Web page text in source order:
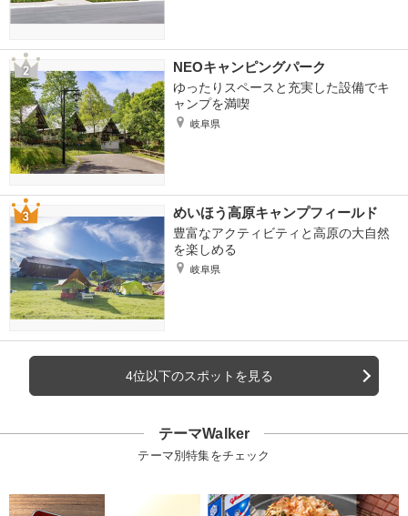
NEOキャンピングパーク
ゆったりスペースと充実した設備でキ
ャンプを満喫
岐阜県
めいほう高原キャンプフィールド
豊富なアクティビティと高原の大自然
を楽しめる
岐阜県
4位以下のスポットを見る
テーマWalker
テーマ別特集をチェック